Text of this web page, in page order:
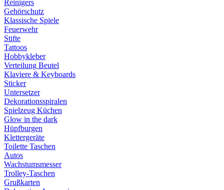
Reinigers
Gehörschutz
Klassische Spiele
Feuerwehr
Stifte
Tattoos
Hobbykleber
Verteilung Beutel
Klaviere & Keyboards
Sticker
Untersetzer
Dekorationsspiralen
Spielzeug Küchen
Glow in the dark
Hüpfburgen
Klettergeräte
Toilette Taschen
Autos
Wachstumsmesser
Trolley-Taschen
Grußkarten